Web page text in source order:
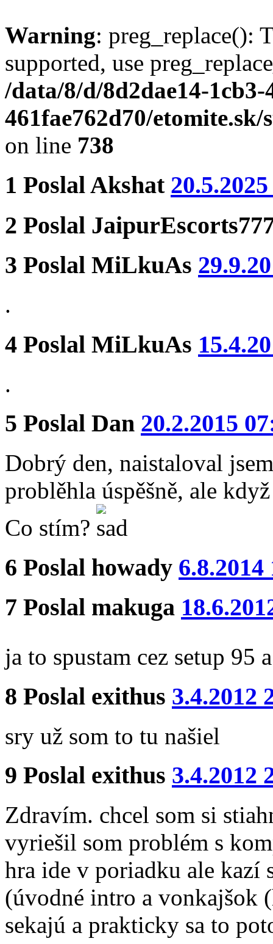
Warning: preg_replace():
supported, use
/data/8/d/8d2dae14-1cb3-
461fae762d70/
on line 738
1 PoslalAkshat
2 Poslal
3 Poslal MiLkuAs
.
4 Poslal MiLkuAs
.
5 Poslal Dan 20.2.2015
Dobrý den, naistaloval
problěhla úspěšně, ale
Co stím?
6 Poslal howady 6.8.2014
7 Poslal makuga
ja to spustam cez setup 95
8 Poslal exithus 3.4.2012
sry už som to tu našiel
9 Poslal exithus 3.4.2012
Zdravím. chcel som si
vyriešil som problém s
hra ide v poriadku ale kazí
(úvodné intro a vonkajšok
sekajú a prakticky sa to